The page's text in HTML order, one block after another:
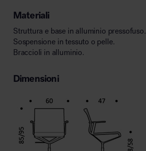
Materiali
Struttura e base in alluminio pressofuso.
Sospensione in tessuto o pelle.
Braccioli in alluminio.
Dimensioni